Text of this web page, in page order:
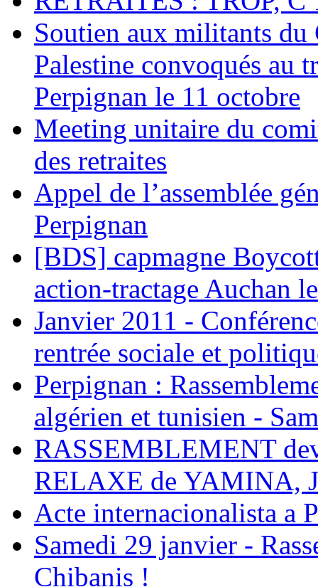
Soutien aux militants
Palestine convoqués au
Perpignan le 11 octobre
Meeting unitaire du
des retraites
Appel de l’assemblée
Perpignan
[BDS] capmagne
action-tractage Auchan
Janvier 2011 -
rentrée sociale et
Perpignan :
algérien et tunisien -
RASSEMBLEMENT
RELAXE de YAMINA,
Acte internacionalista a
Samedi 29 janvier -
Chibanis !